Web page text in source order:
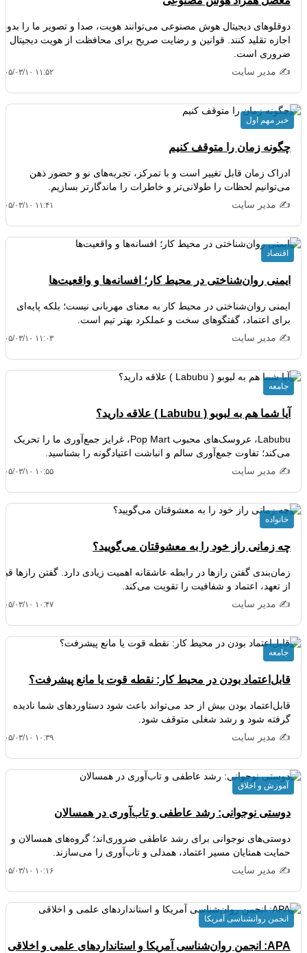
دوقلوهای دیجیتال هوش مصنوعی می‌توانند هویت، صدا و تصویر ما را بدون
اجازه تقلید کنند. قوانین و رضایت صریح برای محافظت از هویت دیجیتال
ضروری است.
✍️ مدیر سایت ۱۴۰۵/۰۳/۱۰
چگونه زمان را متوقف کنیم
ادراک زمان قابل تغییر است و با تمرکز، تجربه‌های نو و حضور ذهن
می‌توانیم لحظات را طولانی‌تر و خاطرات را ماندگارتر بسازیم.
✍️ مدیر سایت ۱۴۰۵/۰۳/۱۰
خبر مهم اول
ایمنی روان‌شناختی در محیط کار؛ افسانه‌ها و واقعیت‌ها
ایمنی روان‌شناختی در محیط کار به معنای مهربانی نیست؛ بلکه پایه‌ای
برای اعتماد، گفتگوهای سخت و عملکرد بهتر تیم است.
✍️ مدیر سایت ۱۴۰۵/۰۳/۱۰
اقتصاد
آیا شما هم به لبوبو ( Labubu ) علاقه دارید؟
Labubu، عروسک‌های محبوب Pop Mart، غرایز جمع‌آوری ما را تحریک
می‌کند؛ تفاوت جمع‌آوری سالم و انباشت اعتیادگونه را بشناسید.
✍️ مدیر سایت ۱۴۰۵/۰۳/۱۰
جامعه
چه زمانی راز خود را به معشوقتان می‌گویید؟
زمان‌بندی گفتن رازها در رابطه عاشقانه اهمیت زیادی دارد. گفتن رازها
از تعهد، اعتماد و شفافیت را تقویت می‌کند.
✍️ مدیر سایت ۱۴۰۵/۰۳/۱۰
خانواده
قابل‌اعتماد بودن در محیط کار: نقطه قوت یا مانع پیشرفت؟
قابل‌اعتماد بودن بیش از حد می‌تواند باعث شود دستاوردهای شما نادیده
گرفته شود و رشد شغلی متوقف شود.
✍️ مدیر سایت ۱۴۰۵/۰۳/۱۰
جامعه
دوستی نوجوانی: رشد عاطفی و تاب‌آوری در همسالان
دوستی‌های نوجوانی برای رشد عاطفی ضروری‌اند؛ گروه‌های همسالان و
حمایت همتایان مسیر اعتماد، همدلی و تاب‌آوری را می‌سازند.
✍️ مدیر سایت ۱۴۰۵/۰۳/۱۰
آموزش و اخلاق
APA: انجمن روان‌شناسی آمریکا و استانداردهای علمی و اخلاقی
انجمن روانشناسی آمریکا